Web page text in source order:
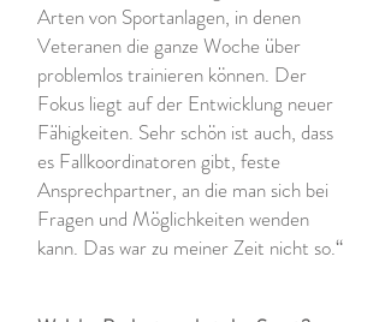
Arten von Sportanlagen, in denen
Veteranen die ganze Woche über
problemlos trainieren können. Der
Fokus liegt auf der Entwicklung neuer
Fähigkeiten. Sehr schön ist auch, dass
es Fallkoordinatoren gibt, feste
Ansprechpartner, an die man sich bei
Fragen und Möglichkeiten wenden
kann. Das war zu meiner Zeit nicht so.“